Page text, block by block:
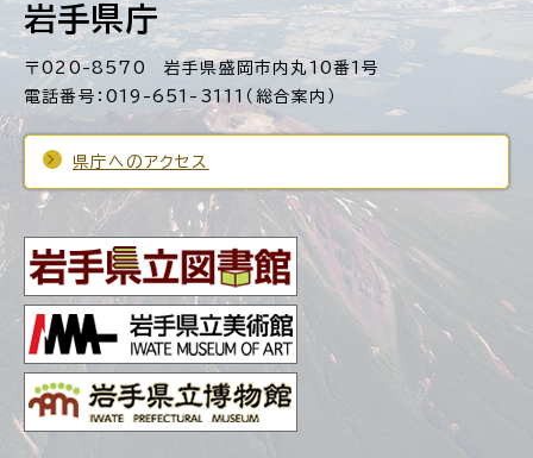
岩手県庁
〒020-8570 岩手県盛岡市内丸10番1号
電話番号：019-651-3111（総合案内）
県庁へのアクセス